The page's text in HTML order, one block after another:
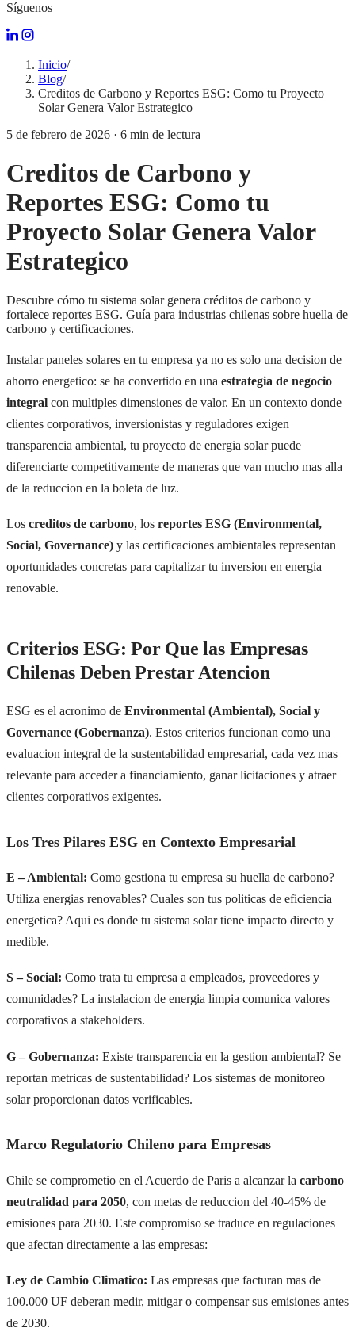
Síguenos
Inicio/
Blog/
Creditos de Carbono y Reportes ESG: Como tu Proyecto
Solar Genera Valor Estrategico
5 de febrero de 2026 · 6 min de lectura
Creditos de Carbono y
Reportes ESG: Como tu
Proyecto Solar Genera Valor
Estrategico
Descubre cómo tu sistema solar genera créditos de carbono y
fortalece reportes ESG. Guía para industrias chilenas sobre huella de
carbono y certificaciones.
Instalar paneles solares en tu empresa ya no es solo una decision de
ahorro energetico: se ha convertido en una estrategia de negocio
integral con multiples dimensiones de valor. En un contexto donde
clientes corporativos, inversionistas y reguladores exigen
transparencia ambiental, tu proyecto de energia solar puede
diferenciarte competitivamente de maneras que van mucho mas alla
de la reduccion en la boleta de luz.
Los creditos de carbono, los reportes ESG (Environmental,
Social, Governance) y las certificaciones ambientales representan
oportunidades concretas para capitalizar tu inversion en energia
renovable.
Criterios ESG: Por Que las Empresas
Chilenas Deben Prestar Atencion
ESG es el acronimo de Environmental (Ambiental), Social y
Governance (Gobernanza). Estos criterios funcionan como una
evaluacion integral de la sustentabilidad empresarial, cada vez mas
relevante para acceder a financiamiento, ganar licitaciones y atraer
clientes corporativos exigentes.
Los Tres Pilares ESG en Contexto Empresarial
E – Ambiental: Como gestiona tu empresa su huella de carbono?
Utiliza energias renovables? Cuales son tus politicas de eficiencia
energetica? Aqui es donde tu sistema solar tiene impacto directo y
medible.
S – Social: Como trata tu empresa a empleados, proveedores y
comunidades? La instalacion de energia limpia comunica valores
corporativos a stakeholders.
G – Gobernanza: Existe transparencia en la gestion ambiental? Se
reportan metricas de sustentabilidad? Los sistemas de monitoreo
solar proporcionan datos verificables.
Marco Regulatorio Chileno para Empresas
Chile se comprometio en el Acuerdo de Paris a alcanzar la carbono
neutralidad para 2050, con metas de reduccion del 40-45% de
emisiones para 2030. Este compromiso se traduce en regulaciones
que afectan directamente a las empresas:
Ley de Cambio Climatico: Las empresas que facturan mas de
100.000 UF deberan medir, mitigar o compensar sus emisiones antes
de 2030.